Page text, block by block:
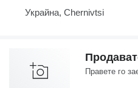
Украйна, Chernivtsi
Правете го